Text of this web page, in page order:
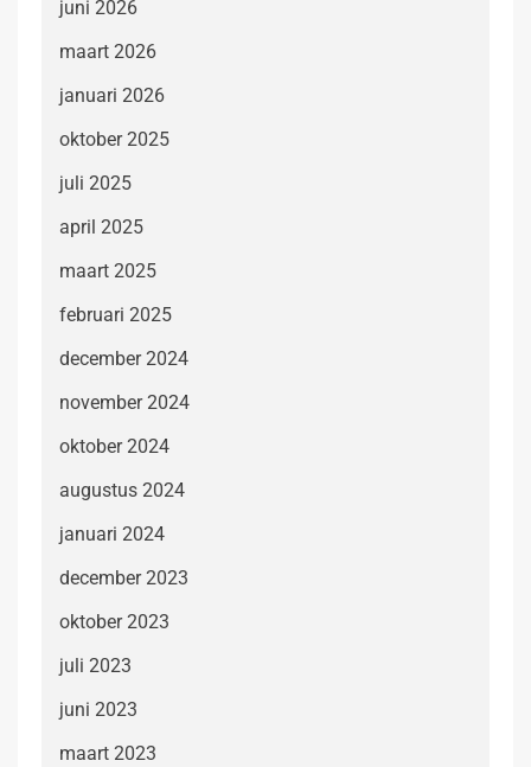
juni 2026
maart 2026
januari 2026
oktober 2025
juli 2025
april 2025
maart 2025
februari 2025
december 2024
november 2024
oktober 2024
augustus 2024
januari 2024
december 2023
oktober 2023
juli 2023
juni 2023
maart 2023